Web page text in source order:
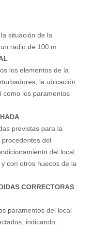
situación de la
radio de 100 m
los elementos de la
la ubicación
como los paramentos
previstas para la
del
del local,
con otros huecos de la
CORRECTORAS
paramentos del local
indicando: